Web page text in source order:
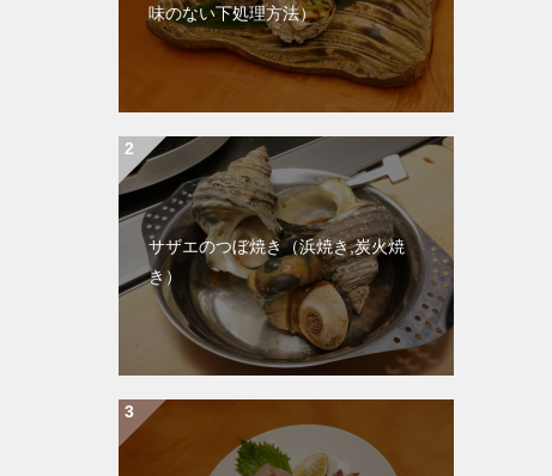
味のない下処理方法）
サザエのつぼ焼き（浜焼き,炭火焼
き）